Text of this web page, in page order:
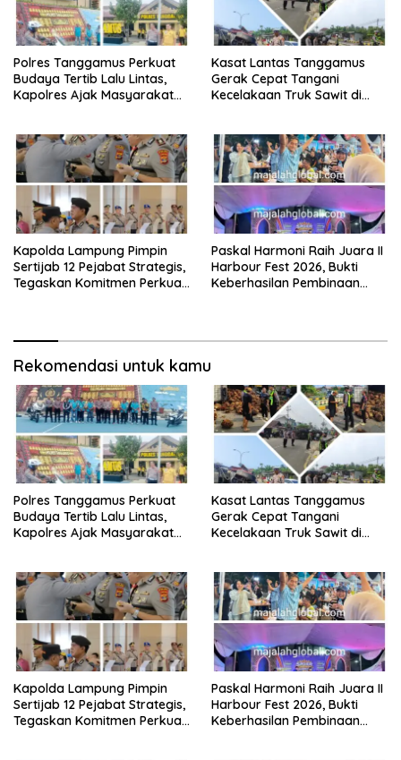
Polres Tanggamus Perkuat
Budaya Tertib Lalu Lintas,
Kapolres Ajak Masyarakat
Siger Lampung Presisi
Kasat Lantas Tanggamus
Gerak Cepat Tangani
Kecelakaan Truk Sawit di
Kapolda Lampung Pimpin
Sertijab 12 Pejabat Strategis,
Tegaskan Komitmen Perkuat
Paskal Harmoni Raih Juara II
Harbour Fest 2026, Bukti
Keberhasilan Pembinaan
Rekomendasi untuk kamu
Polres Tanggamus Perkuat
Budaya Tertib Lalu Lintas,
Kapolres Ajak Masyarakat
Siger Lampung Presisi
Kasat Lantas Tanggamus
Gerak Cepat Tangani
Kecelakaan Truk Sawit di
Kapolda Lampung Pimpin
Sertijab 12 Pejabat Strategis,
Tegaskan Komitmen Perkuat
Paskal Harmoni Raih Juara II
Harbour Fest 2026, Bukti
Keberhasilan Pembinaan